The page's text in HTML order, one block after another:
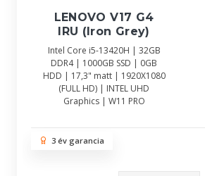
LENOVO V17 G4
IRU (Iron Grey)
Intel Core i5-13420H | 32GB
DDR4 | 1000GB SSD | 0GB
HDD | 17,3" matt | 1920X1080
(FULL HD) | INTEL UHD
Graphics | W11 PRO
3 év garancia